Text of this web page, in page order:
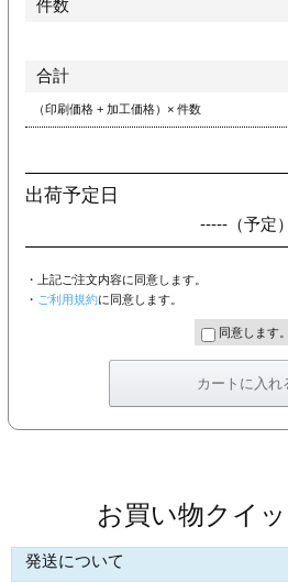
件数
合計
（印刷価格 + 加工価格）× 件数
出荷予定日
-----（予定）
・上記ご注文内容に同意します。
・ ご利用規約に同意します。
同意します。
お買い物クイ
発送について